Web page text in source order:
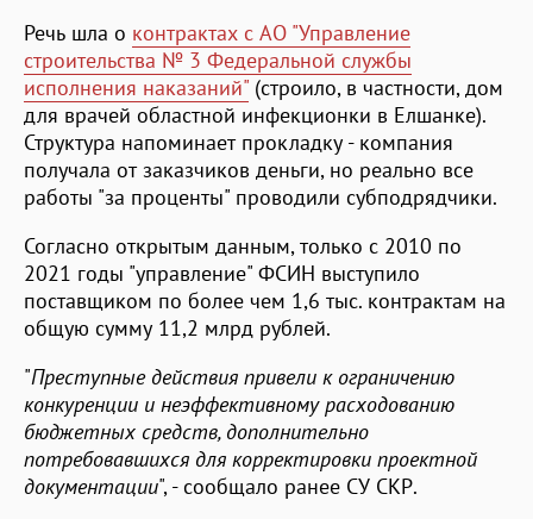
Речь шла о контрактах с АО "Управление
строительства № 3 Федеральной службы
исполнения наказаний" (строило, в частности, дом
для врачей областной инфекционки в Елшанке).
Структура напоминает прокладку - компания
получала от заказчиков деньги, но реально все
работы "за проценты" проводили субподрядчики.
Согласно открытым данным, только с 2010 по
2021 годы "управление" ФСИН выступило
поставщиком по более чем 1,6 тыс. контрактам на
общую сумму 11,2 млрд рублей.
"Преступные действия привели к ограничению
конкуренции и неэффективному расходованию
бюджетных средств, дополнительно
потребовавшихся для корректировки проектной
документации", - сообщало ранее СУ СКР.